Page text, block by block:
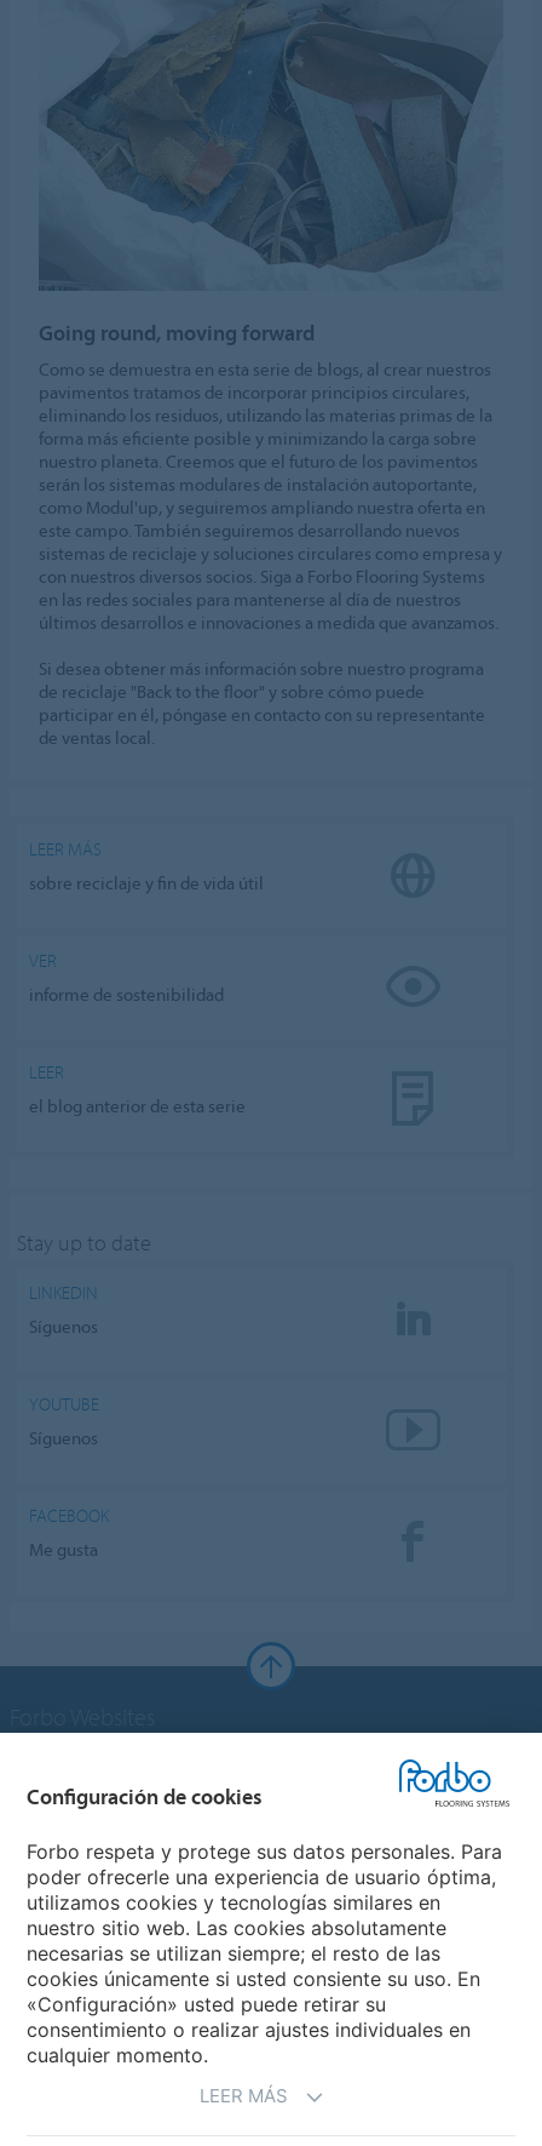
Going round, moving forward
Como se demuestra en esta serie de blogs, al crear nuestros
pavimentos tratamos de incorporar principios circulares,
eliminando los residuos, utilizando las materias primas de la
forma más eficiente posible y minimizando la carga sobre
nuestro planeta. Creemos que el futuro de los pavimentos
serán los sistemas modulares de instalación autoportante,
como Modul'up, y seguiremos ampliando nuestra oferta en
este campo. También seguiremos desarrollando nuevos
sistemas de reciclaje y soluciones circulares como empresa y
con nuestros diversos socios. Siga a Forbo Flooring Systems
en las redes sociales para mantenerse al día de nuestros
últimos desarrollos e innovaciones a medida que avanzamos.
Si desea obtener más información sobre nuestro programa
de reciclaje "Back to the floor" y sobre cómo puede
participar en él, póngase en contacto con su representante
de ventas local.
LEER MÁS
sobre reciclaje y fin de vida útil
VER
informe de sostenibilidad
LEER
el blog anterior de esta serie
Stay up to date
LINKEDIN
Síguenos
YOUTUBE
Síguenos
FACEBOOK
Me gusta
Forbo Flooring Systems
Forbo Movement Systems
Selecciona un país
Configuración de cookies
Forbo respeta y protege sus datos personales. Para
poder ofrecerle una experiencia de usuario óptima,
utilizamos cookies y tecnologías similares en
nuestro sitio web. Las cookies absolutamente
necesarias se utilizan siempre; el resto de las
cookies únicamente si usted consiente su uso. En
«Configuración» usted puede retirar su
consentimiento o realizar ajustes individuales en
cualquier momento.
LEER MÁS